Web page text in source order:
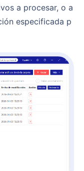
a procesar, o a
especificada p